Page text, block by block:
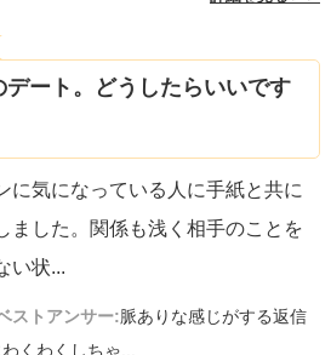
デート。どうしたらいいです
に気になっている人に手紙と共に
ました。関係も浅く相手のことを
い状...
ストアンサー:脈ありな感じがする返信
くわくしちゃ...